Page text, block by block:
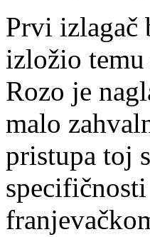
Prvi izlagač
izložio
Rozo je
malo
pristupa toj